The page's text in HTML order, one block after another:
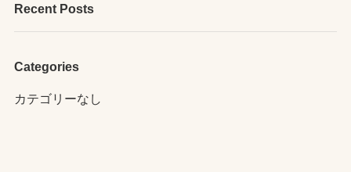
Recent Posts
Categories
カテゴリーなし